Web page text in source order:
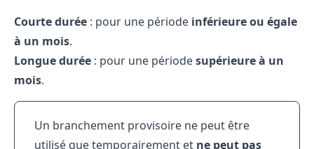
Courte durée : pour une période inférieure ou égale
à un mois.
Longue durée : pour une périodesupérieure à un
mois.
Un branchement provisoire ne peut être
utilisé que temporairement et ne peut pas